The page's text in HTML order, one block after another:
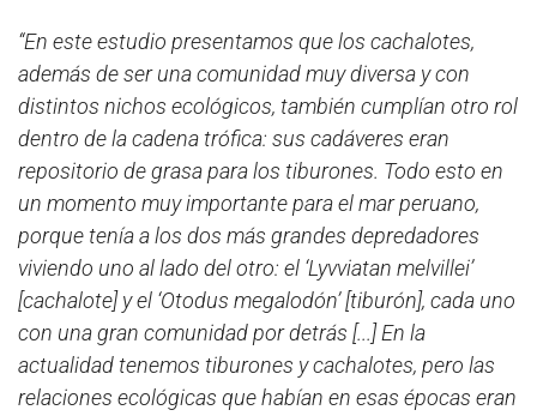
“En este estudio presentamos que los cachalotes,
además de ser una comunidad muy diversa y con
distintos nichos ecológicos, también cumplían otro rol
dentro de la cadena trófica: sus cadáveres eran
repositorio de grasa para los tiburones. Todo esto en
un momento muy importante para el mar peruano,
porque tenía a los dos más grandes depredadores
viviendo uno al lado del otro: el ‘Lyvviatan melvillei’
[cachalote] y el ‘Otodus megalodón’ [tiburón], cada uno
con una gran comunidad por detrás [...] En la
actualidad tenemos tiburones y cachalotes, pero las
relaciones ecológicas que habían en esas épocas eran